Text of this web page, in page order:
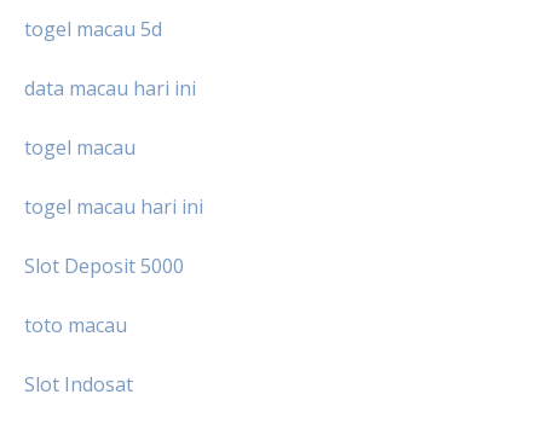
togel macau 5d
data macau hari ini
togel macau
togel macau hari ini
Slot Deposit 5000
toto macau
Slot Indosat